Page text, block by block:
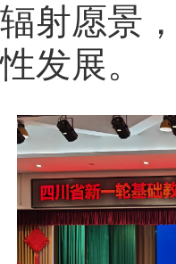
射愿景
发展。